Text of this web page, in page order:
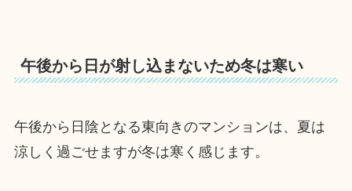
午後から日が射し込まないため冬は寒い
午後から日陰となる東向きのマンションは、夏は
涼しく過ごせますが冬は寒く感じます。